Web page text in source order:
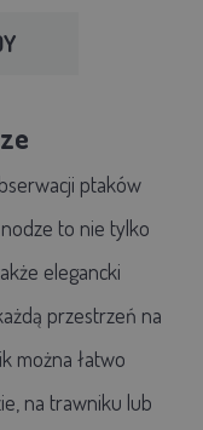
ptaków
to nie tylko
elegancki
przestrzeń na
można łatwo
na trawniku lub